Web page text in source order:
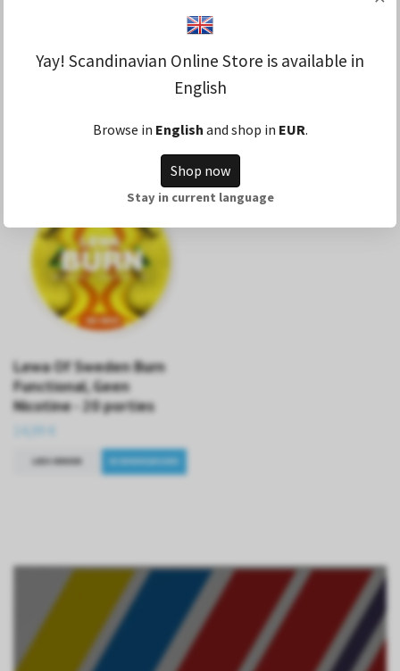
Functional, Geen
Nicotine - 20 porties
Functioneel, Geen
Nicotine - 20 porties
14,99 €
LEES VERDER
Lewa Of Sweden Burn
Functional, Geen
Nicotine - 20 porties
14,99 €
LEES VERDER
Yay! Scandinavian Online Store is available in
English
Browse in English and shop in EUR.
Shop now
Stay in current language